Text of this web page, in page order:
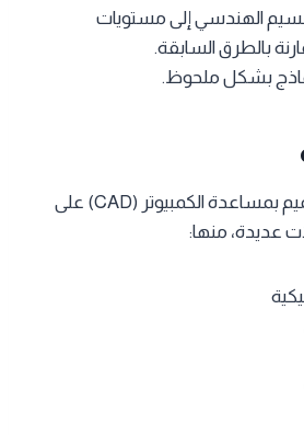
الهندسي إلى مستويات
بالطرق السابقة.
بشكل ملحوظ.
تُستخدم أنظمة التصميم بمساعدة الكمبيوتر (CAD) على
عديدة، منها: